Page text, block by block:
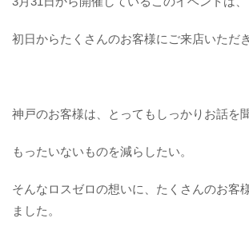
初日からたくさんのお客様にご来店いただ
神戸のお客様は、とってもしっかりお話を
もったいないものを減らしたい。
そんなロスゼロの想いに、たくさんのお客
ました。